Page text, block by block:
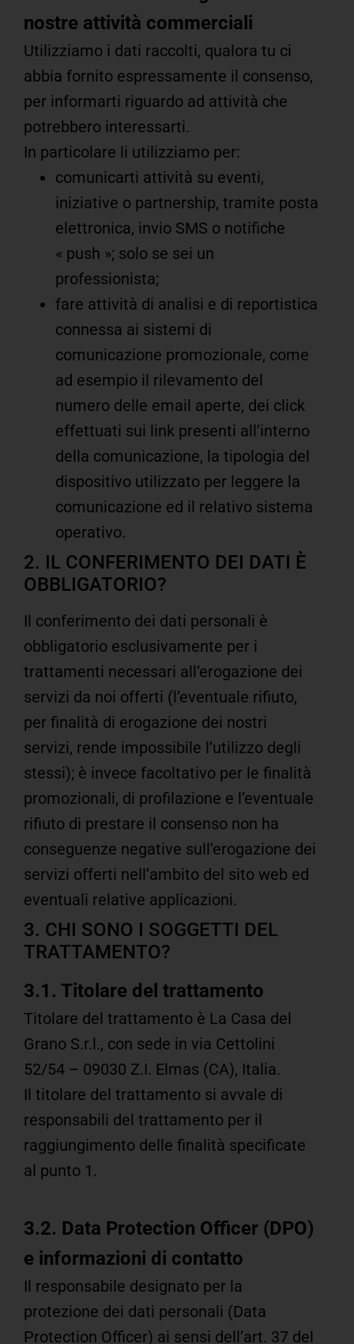
nostre attività commerciali
Utilizziamo i dati raccolti, qualora tu ci
abbia fornito espressamente il consenso,
per informarti riguardo ad attività che
potrebbero interessarti.
In particolare li utilizziamo per:
comunicarti attività su eventi,
iniziative o partnership, tramite posta
elettronica, invio SMS o notifiche
« push »; solo se sei un
professionista;
fare attività di analisi e di reportistica
connessa ai sistemi di
comunicazione promozionale, come
ad esempio il rilevamento del
numero delle email aperte, dei click
effettuati sui link presenti all’interno
della comunicazione, la tipologia del
dispositivo utilizzato per leggere la
comunicazione ed il relativo sistema
operativo.
2. IL CONFERIMENTO DEI DATI È
OBBLIGATORIO?
Il conferimento dei dati personali è
obbligatorio esclusivamente per i
trattamenti necessari all’erogazione dei
servizi da noi offerti (l’eventuale rifiuto,
per finalità di erogazione dei nostri
servizi, rende impossibile l’utilizzo degli
stessi); è invece facoltativo per le finalità
promozionali, di profilazione e l’eventuale
rifiuto di prestare il consenso non ha
conseguenze negative sull’erogazione dei
servizi offerti nell’ambito del sito web ed
eventuali relative applicazioni.
3. CHI SONO I SOGGETTI DEL
TRATTAMENTO?
3.1. Titolare del trattamento
Titolare del trattamento è La Casa del
Grano S.r.l., con sede in via Cettolini
52/54 – 09030 Z.I. Elmas (CA), Italia.
Il titolare del trattamento si avvale di
responsabili del trattamento per il
raggiungimento delle finalità specificate
al punto 1.
3.2. Data Protection Officer (DPO)
e informazioni di contatto
Il responsabile designato per la
protezione dei dati personali (Data
Protection Officer) ai sensi dell’art. 37 del